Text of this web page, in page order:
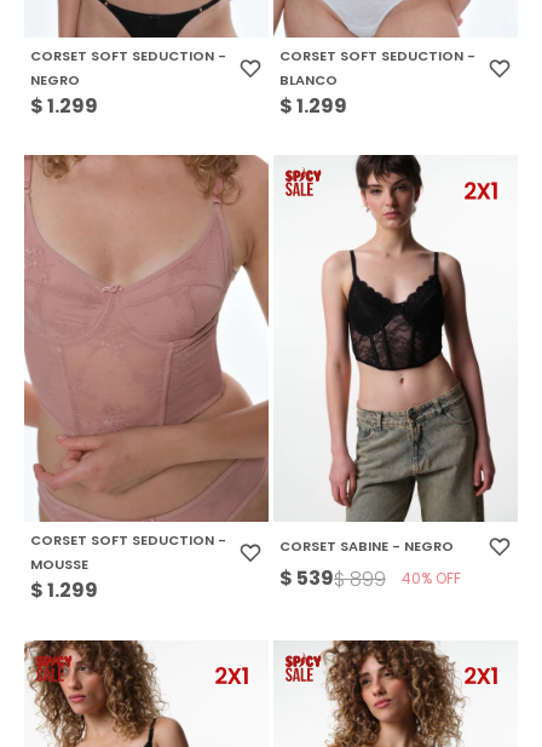
CORSET SOFT SEDUCTION -
NEGRO
$1.299
CORSET SOFT SEDUCTION -
BLANCO
$1.299
CORSET SOFT SEDUCTION -
MOUSSE
$1.299
CORSET SABINE - NEGRO
$ 539$899 40